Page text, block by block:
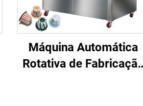
Máquina Automática
Rotativa de